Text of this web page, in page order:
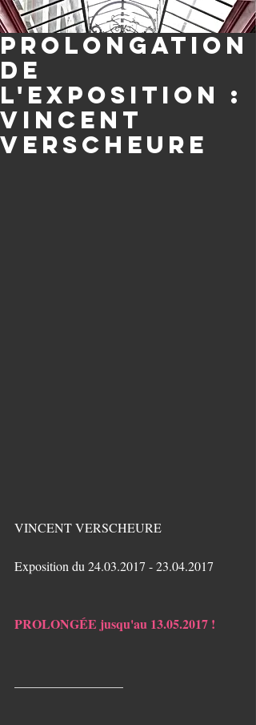
PROLONGATION
de
l'exposition :
Vincent
Verscheure
VINCENT VERSCHEURE
Exposition du 24.03.2017 - 23.04.2017
PROLONGÉE jusqu'au 13.05.2017 !